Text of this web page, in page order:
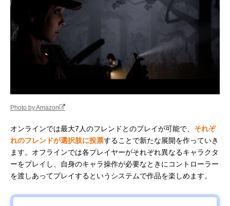
Photo by Amazon
オンラインでは最大7人のフレンドとのプレイが可能で、 それぞ
れのフレンドが選択肢に投票することで新たな展開を作っていき
ます。オフラインでは各プレイヤーがそれぞれ異なるキャラクタ
ーをプレイし、自身のキャラ操作が必要なときにコントローラー
を渡しあってプレイするというシステムで作品を楽しめます。